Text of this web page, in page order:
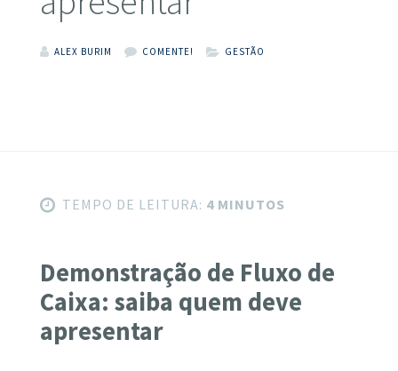
ALEX BURIM COMENTE! GESTÃO
TEMPO DE LEITURA: 4 MINUTOS
Demonstração de Fluxo de
Caixa: saiba quem deve
apresentar